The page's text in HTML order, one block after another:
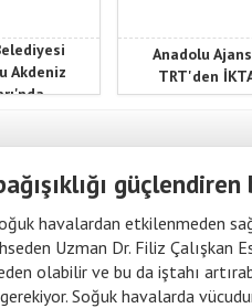
Akdeniz
Anadolu
TRT'den
havalardan etkilenmeden
Uzman Dr. Filiz Çalışkan
olabilir ve bu da iştahı
Soğuk havalarda